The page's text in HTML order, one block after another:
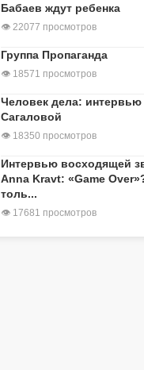
Бабаев ждут ребенка
👁 22077 просмотров
Группа Пропаганда
👁 18571 просмотров
Человек дела:
Сагаловой
👁 18350 просмотров
Интервью восходящей
Anna Kravt: «Game
толь...
👁 17681 просмотров